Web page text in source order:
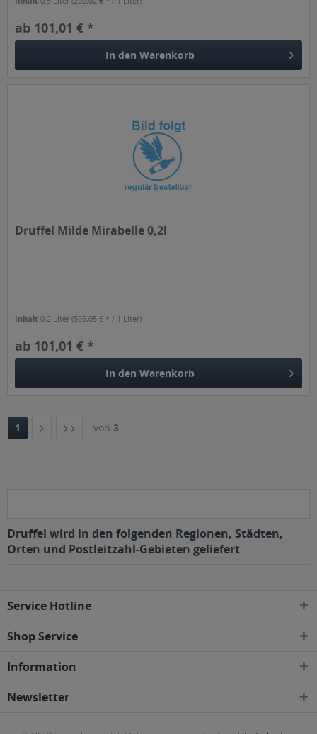
ab 101,01 € *
In den Warenkorb
Druffel Milde Mirabelle 0,2l
Inhalt0.2 Liter(505,05 € * / 1 Liter)
ab 101,01 € *
In den Warenkorb
1 von 3
Druffel wird in den folgenden Regionen, Städten,
Orten und Postleitzahl-Gebieten geliefert
Service Hotline
Shop Service
Information
Newsletter